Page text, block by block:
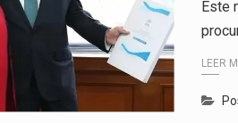
Este
LEER